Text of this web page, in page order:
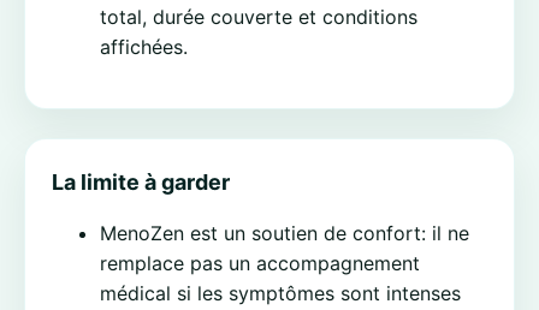
total, durée couverte et conditions
affichées.
La limite à garder
MenoZen est un soutien de confort: il ne
remplace pas un accompagnement
médical si les symptômes sont intenses